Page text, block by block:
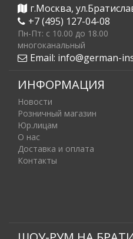
г.Москва,
+7 (495) 127-04-08
Пн-Пт: c 10.00 до 18.00
многоканальный
Email: info@german-
ИНФОРМАЦИЯ
Новости
Розничный магазин
Юр.лицам
О нас
Доставка и оплата
Контакты